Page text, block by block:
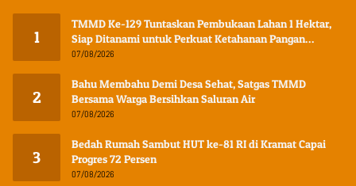
1
TMMD Ke-129 Tuntaskan Pembukaan Lahan 1 Hektar,
Siap Ditanami untuk Perkuat Ketahanan Pangan
Kampung Sesor
07/08/2026
2
Bahu Membahu Demi Desa Sehat, Satgas TMMD
Bersama Warga Bersihkan Saluran Air
07/08/2026
3
Bedah Rumah Sambut HUT ke-81 RI di Kramat Capai
Progres 72 Persen
07/08/2026